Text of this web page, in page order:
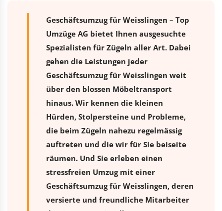
Geschäftsumzug für Weisslingen – Top
Umzüge AG bietet Ihnen ausgesuchte
Spezialisten für Zügeln aller Art. Dabei
gehen die Leistungen jeder
Geschäftsumzug für Weisslingen weit
über den blossen Möbeltransport
hinaus. Wir kennen die kleinen
Hürden, Stolpersteine und Probleme,
die beim Zügeln nahezu regelmässig
auftreten und die wir für Sie beiseite
räumen. Und Sie erleben einen
stressfreien Umzugmit einer
Geschäftsumzug für Weisslingen, deren
versierte und freundliche Mitarbeiter